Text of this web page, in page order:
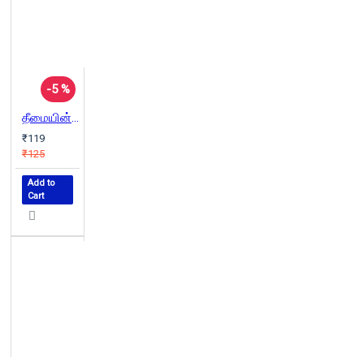
-5 %
தீமையின் மலர்கள்
₹119
₹125
Add to
Cart